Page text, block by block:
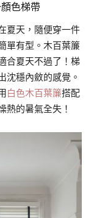
色梯帶
夏天，隨便穿一件
單有型。木百葉簾
合夏天不過了！梯
沈穩內斂的感覺。
白色木百葉簾搭配
熱的暑氣全失！